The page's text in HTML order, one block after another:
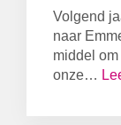
Volgend
naar
middel
onze…